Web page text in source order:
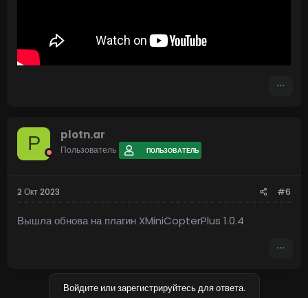
P plotn.ar
Пользователь ПОЛЬЗОВАТЕЛЬ
2 Окт 2023 #6
Вышла обнова на плагин XMiniCopterPlus 1.0.4
Войдите или зарегистрируйтесь для ответа.